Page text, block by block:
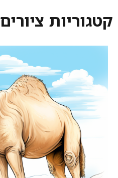
קטגוריות ציורים